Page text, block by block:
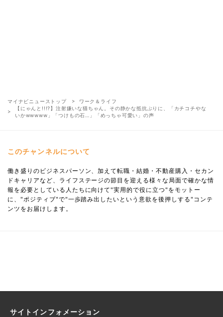
マイナビニューストップ
ワーク＆ライフ
【にゃんと!!!?】注射嫌いな猫ちゃん。その静かな抵抗ぶりに、「カチコチやな
いかwwwww」「つけもの石…」「めっちゃ可愛い」の声
このチャンネルについて
働き盛りのビジネスパーソン、加えて転職・結婚・不動産購入・セカン
ドキャリアなど、ライフステージの節目を迎える様々な局面で確かな情
報を必要としている人たちに向けて"実用的で役に立つ"をモットー
に、"ポジティブ"で"一歩踏み出したいという意欲を後押しする"コンテ
ンツをお届けします。
サイトインフォメーション